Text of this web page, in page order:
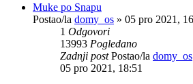
Muke po Snapu
Postao/la domy_os » 05 pro 2021,
1 Odgovori
13993 Pogledano
Zadnji postPostao/la domy_os
05 pro 2021, 18:51